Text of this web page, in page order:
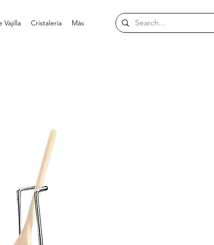
Vajilla Cristalería Más